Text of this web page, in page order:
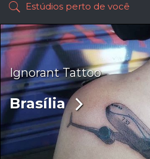
Estúdios perto de você
Ignorant Tattoo
Brasília